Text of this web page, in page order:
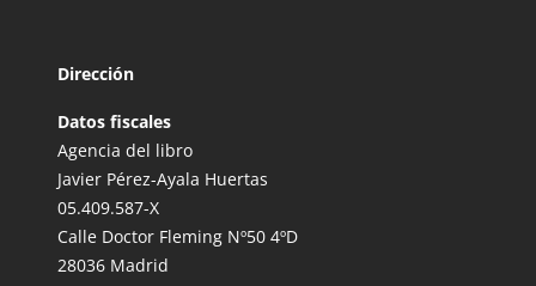
Dirección
Datos fiscales
Agencia del libro
Javier Pérez-Ayala Huertas
05.409.587-X
Calle Doctor Fleming Nº50 4ºD
28036 Madrid